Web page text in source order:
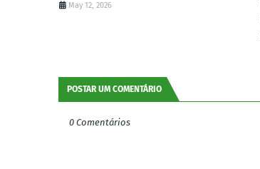
May 12, 2026
POSTAR UM COMENTÁRIO
0 Comentários